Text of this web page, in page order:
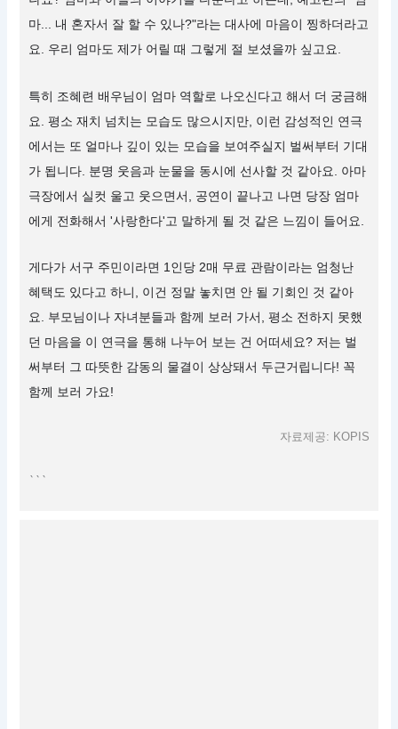
마... 내 혼자서 잘 할 수 있나?"라는 대사에 마음이 찡하더라고
요. 우리 엄마도 제가 어릴 때 그렇게 절 보셨을까 싶고요.
특히 조혜련 배우님이 엄마 역할로 나오신다고 해서 더 궁금해
요. 평소 재치 넘치는 모습도 많으시지만, 이런 감성적인 연극
에서는 또 얼마나 깊이 있는 모습을 보여주실지 벌써부터 기대
가 됩니다. 분명 웃음과 눈물을 동시에 선사할 것 같아요. 아마
극장에서 실컷 울고 웃으면서, 공연이 끝나고 나면 당장 엄마
에게 전화해서 '사랑한다'고 말하게 될 것 같은 느낌이 들어요.
게다가 서구 주민이라면 1인당 2매 무료 관람이라는 엄청난
혜택도 있다고 하니, 이건 정말 놓치면 안 될 기회인 것 같아
요. 부모님이나 자녀분들과 함께 보러 가서, 평소 전하지 못했
던 마음을 이 연극을 통해 나누어 보는 건 어떠세요? 저는 벌
써부터 그 따뜻한 감동의 물결이 상상돼서 두근거립니다! 꼭
함께 보러 가요!
자료제공: KOPIS
```